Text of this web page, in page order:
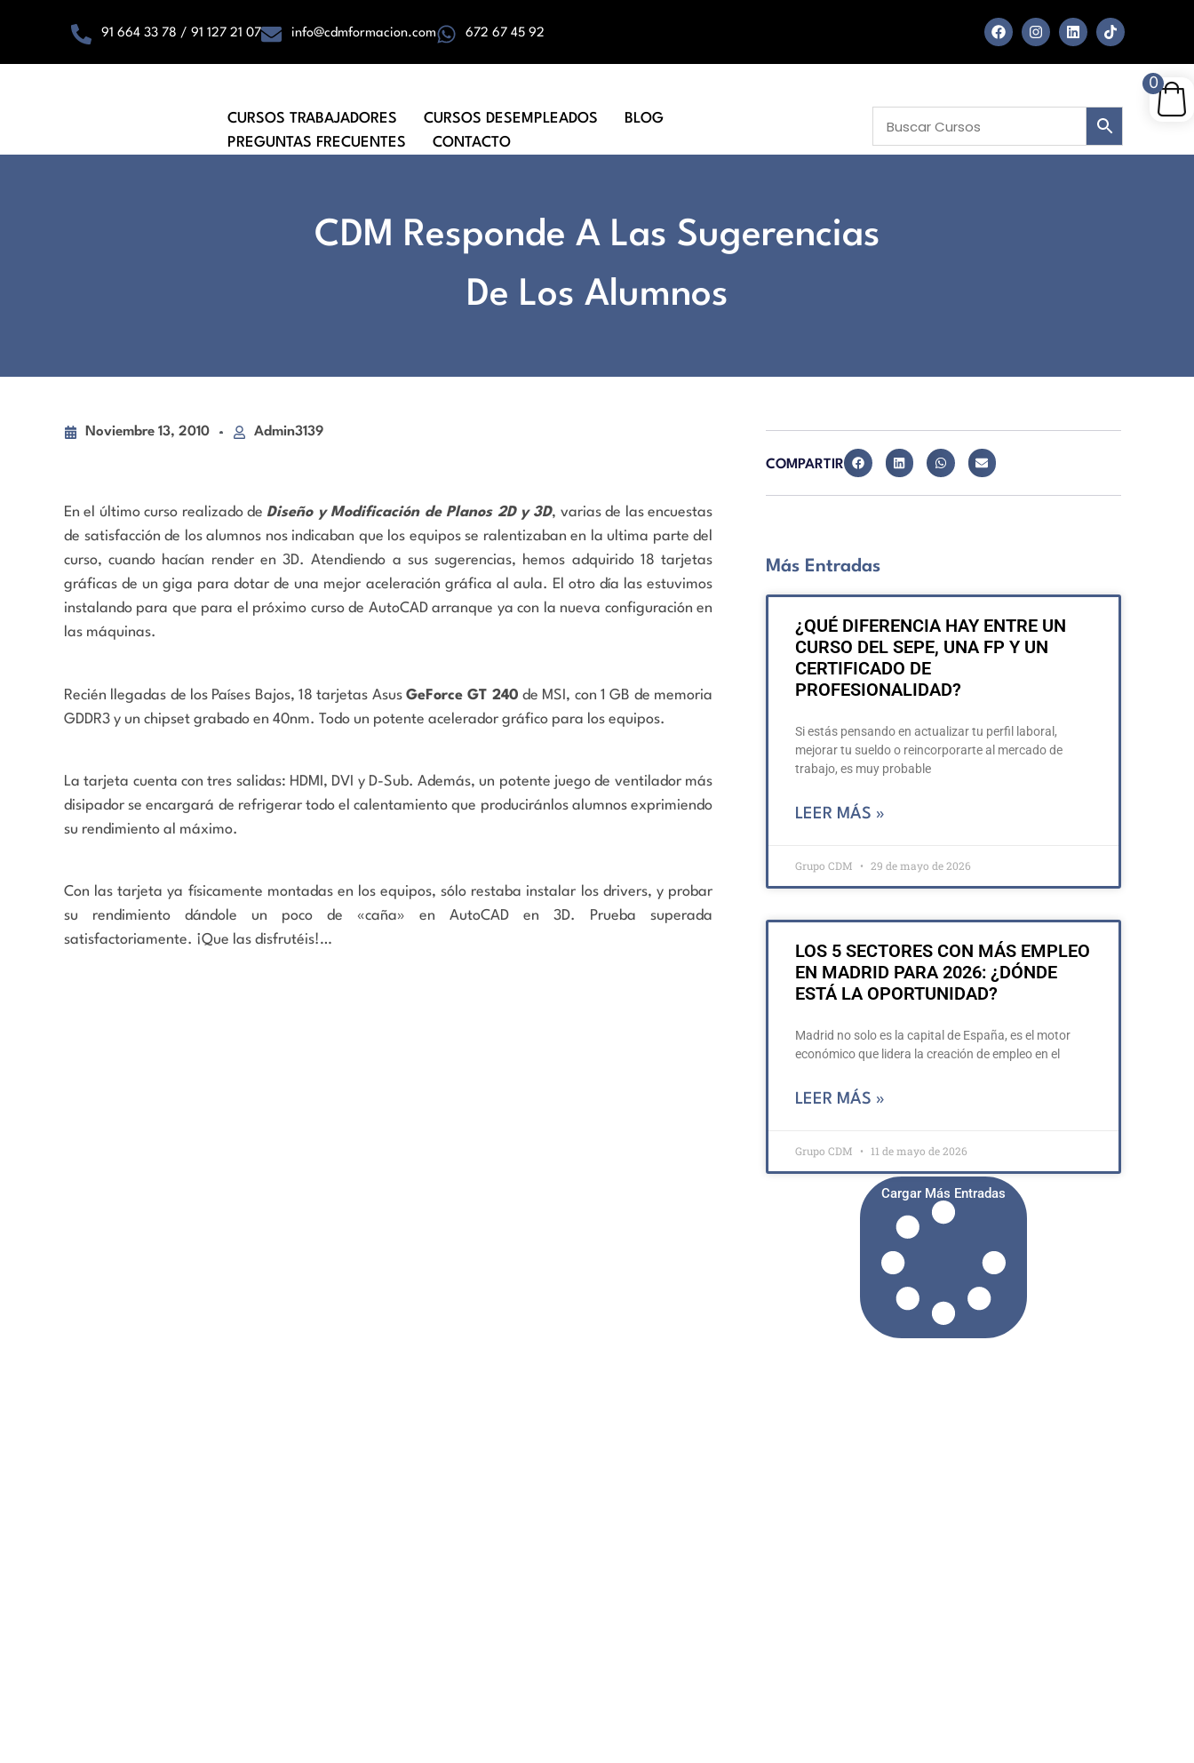
91 664 33 78 / 91 127 21 07 info@cdmformacion.com 672 67 45 92
CURSOS TRABAJADORES CURSOS DESEMPLEADOS
BLOG
PREGUNTAS FRECUENTES
CONTACTO
CDM Responde A Las Sugerencias
De Los Alumnos
Noviembre 13, 2010 Admin3139
En el último curso realizado de Diseño y Modificación de Planos 2D y 3D, varias de las encuestas
de satisfacción de los alumnos nos indicaban que los equipos se ralentizaban en la ultima parte del
curso, cuando hacían render en 3D. Atendiendo a sus sugerencias, hemos adquirido 18 tarjetas
gráficas de un giga para dotar de una mejor aceleración gráfica al aula. El otro día las estuvimos
instalando para que para el próximo curso de AutoCAD arranque ya con la nueva configuración en
las máquinas.
Recién llegadas de los Países Bajos, 18 tarjetas Asus GeForce GT 240 de MSI, con 1 GB de memoria
GDDR3 y un chipset grabado en 40nm. Todo un potente acelerador gráfico para los equipos.
La tarjeta cuenta con tres salidas: HDMI, DVI y D-Sub. Además, un potente juego de ventilador más
disipador se encargará de refrigerar todo el calentamiento que produciránlos alumnos exprimiendo
su rendimiento al máximo.
Con las tarjeta ya físicamente montadas en los equipos, sólo restaba instalar los drivers, y probar
su rendimiento dándole un poco de «caña» en AutoCAD en 3D. Prueba superada
satisfactoriamente. ¡Que las disfrutéis!…
COMPARTIR
Más Entradas
¿QUÉ DIFERENCIA HAY ENTRE UN
CURSO DEL SEPE, UNA FP Y UN
CERTIFICADO DE
PROFESIONALIDAD?
Si estás pensando en actualizar tu perfil laboral,
mejorar tu sueldo o reincorporarte al mercado de
trabajo, es muy probable
LEER MÁS »
Grupo CDM 29 de mayo de 2026
LOS 5 SECTORES CON MÁS EMPLEO
EN MADRID PARA 2026: ¿DÓNDE
ESTÁ LA OPORTUNIDAD?
Madrid no solo es la capital de España, es el motor
económico que lidera la creación de empleo en el
LEER MÁS »
Grupo CDM 11 de mayo de 2026
Cargar Más Entradas
0